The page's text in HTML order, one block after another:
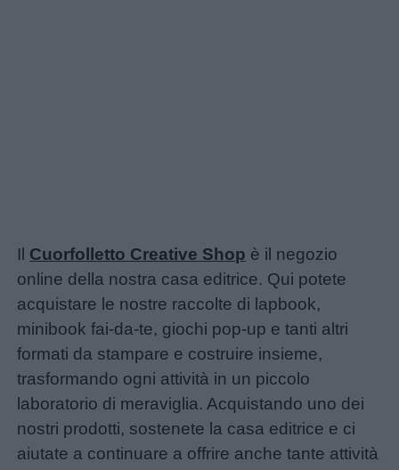
Il Cuorfolletto Creative Shop è il negozio
online della nostra casa editrice. Qui potete
acquistare le nostre raccolte di lapbook,
minibook fai-da-te, giochi pop-up e tanti altri
formati da stampare e costruire insieme,
trasformando ogni attività in un piccolo
laboratorio di meraviglia. Acquistando uno dei
nostri prodotti, sostenete la casa editrice e ci
aiutate a continuare a offrire anche tante attività